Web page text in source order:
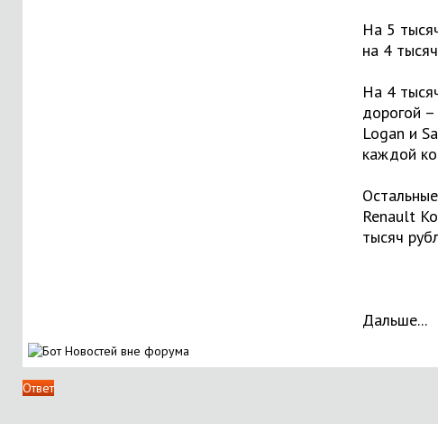
На 5
на 4
На 4
дорогой
Logan и
каждой
Renault
тысяч
Дальше...
Ответ